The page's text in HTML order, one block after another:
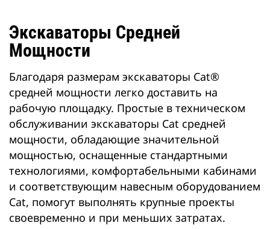
Экскаваторы Средней
Мощности
Благодаря размерам экскаваторы Cat®
средней мощности легко доставить на
рабочую площадку. Простые в техническом
обслуживании экскаваторы Cat средней
мощности, обладающие значительной
мощностью, оснащенные стандартными
технологиями, комфортабельными кабинами
и соответствующим навесным оборудованием
Cat, помогут выполнять крупные проекты
своевременно и при меньших затратах.